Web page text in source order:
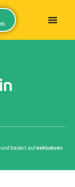
und basiert aufexklusiven